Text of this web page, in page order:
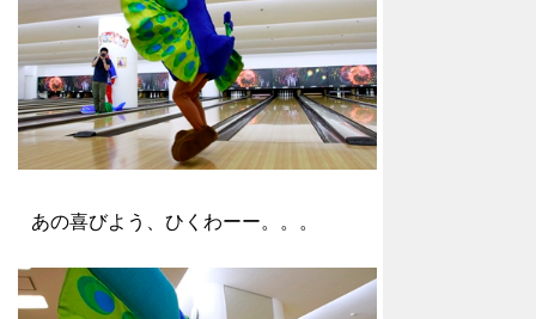
あの喜びよう、ひくわーー。。。